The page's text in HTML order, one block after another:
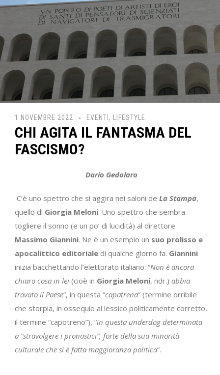
1 NOVEMBRE 2022 EVENTI , LIFESTYLE
CHI AGITA IL FANTASMA DEL
FASCISMO?
Dario Gedolaro
C’è uno spettro che si aggira nei saloni de La Stampa,
quello di Giorgia Meloni. Uno spettro che sembra
togliere il sonno (e un po’ di lucidità) al direttore
Massimo Giannini. Ne è un esempio un suo prolisso e
apocalittico editoriale di qualche giorno fa. Giannini
inizia bacchettando l’elettorato italiano: “Non è ancora
chiaro cosa in lei (cioè in Giorgia Meloni, ndr.) abbia
trovato il Paese”, in questa “capatrena” (termine orribile
che storpia, in ossequio al lessico politicamente corretto,
il termine “capotreno”), “in questa underdog determinata
a “stravolgere i pronostici”, forte della sua minorità
culturale che si è fatta maggioranza politica”.